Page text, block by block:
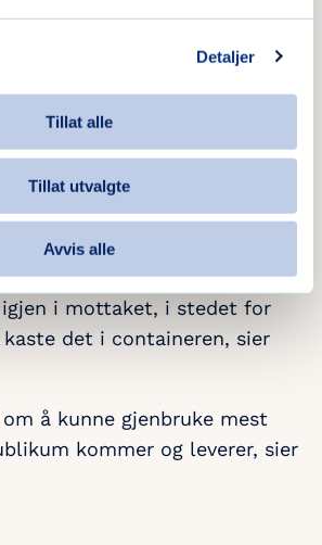
Detaljer
Tillat alle
Tillat utvalgte
Avvis alle
og det vi selger er fine,
sier butikksjef Sissel Olsen.
i mottatt mengde hele
velger å levere inn det som
igjen i mottaket, i stedet for
det i containeren, sier
å kunne gjenbruke mest
kommer og leverer, sier